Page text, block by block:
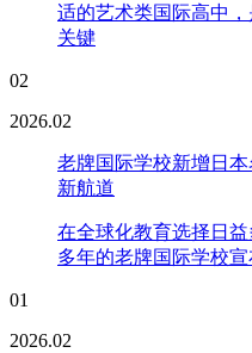
适的艺术类国际高中
关键
02
2026.02
老牌国际学校新增日
新航道
在全球化教育选择日
多年的老牌国际学校
01
2026.02